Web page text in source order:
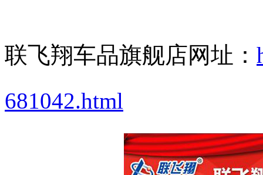
联飞翔车品旗舰店网址：
681042.html